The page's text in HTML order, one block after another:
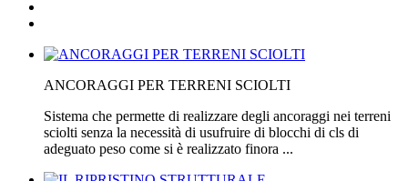
ANCORAGGI PER TERRENI SCIOLTI
Sistema che permette di realizzare degli ancoraggi nei terreni
sciolti senza la necessità di usufruire di blocchi di cls di
adeguato peso come si è realizzato finora ...